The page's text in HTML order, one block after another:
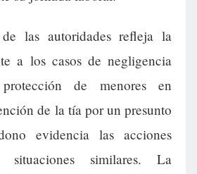
las autoridades refleja la
a los casos de negligencia
de menores en
de la tía por un presunto
evidencia las acciones
situaciones similares. La